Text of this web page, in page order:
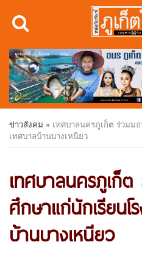
ข่าวสังคม » เทศบาลนครภูเก็ต ร่วมม
เทศบาลบ้านบางเหนียว
เทศบาลนครภูเก็
ศึกษาแก่นักเรียนโ
บ้านบางเหนียว